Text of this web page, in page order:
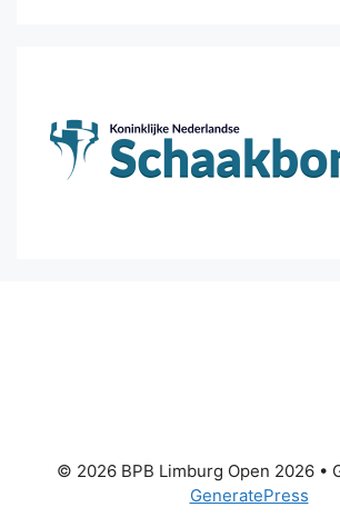
© 2026 BPB Limburg Open 2026•
GeneratePress